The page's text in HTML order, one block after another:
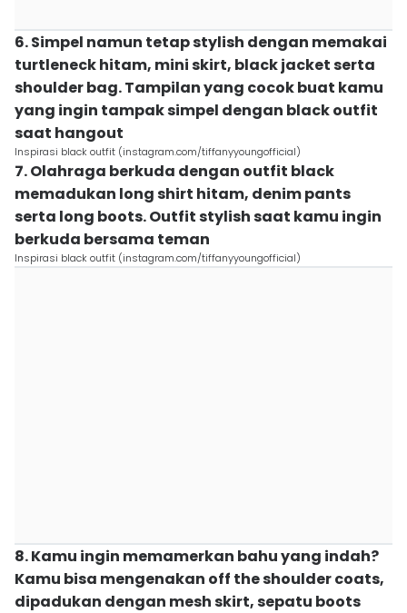
6. Simpel namun tetap stylish dengan memakai
turtleneck hitam, mini skirt, black jacket serta
shoulder bag. Tampilan yang cocok buat kamu
yang ingin tampak simpel dengan black outfit
saat hangout
Inspirasi black outfit (instagram.com/tiffanyyoungofficial)
7. Olahraga berkuda dengan outfit black
memadukan long shirt hitam, denim pants
serta long boots. Outfit stylish saat kamu ingin
berkuda bersama teman
Inspirasi black outfit (instagram.com/tiffanyyoungofficial)
8. Kamu ingin memamerkan bahu yang indah?
Kamu bisa mengenakan off the shoulder coats,
dipadukan dengan mesh skirt, sepatu boots